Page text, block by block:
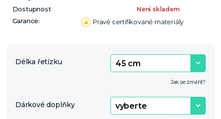
Dostupnost
Není skladem
Garance: Pravé certifikované materiály
Délka řetízku
Jak se změřit?
Dárkové doplňky